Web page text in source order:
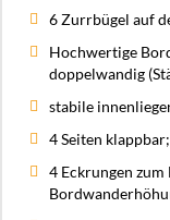
6 Zurrbügel auf
Hochwertige
doppelwandig
stabile
4 Seiten klappbar;
4 Eckrungen zum